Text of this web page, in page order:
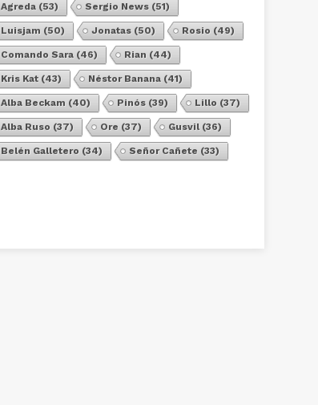
Agreda (53) Sergio News (51)
Luisjam (50) Jonatas (50) Rosio (49)
Comando Sara (46) Rian (44)
Kris Kat (43) Néstor Banana (41)
Alba Beckam (40) Pinós (39) Lillo (37)
Alba Ruso (37) Ore (37) Gusvil (36)
Belén Galletero (34) Señor Cañete (33)